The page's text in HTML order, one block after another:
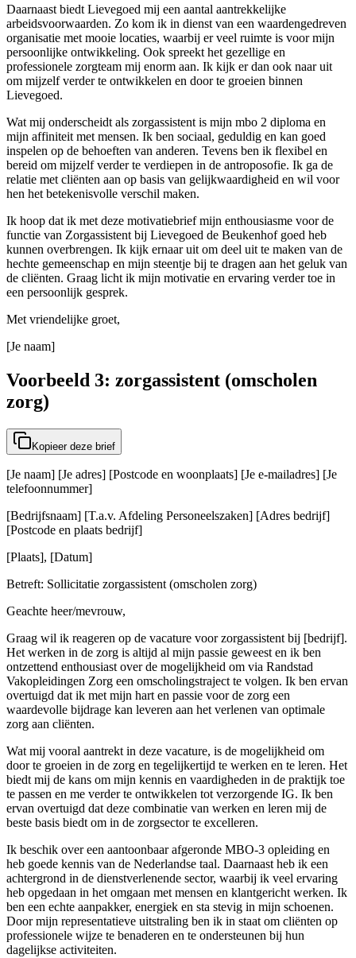
Daarnaast biedt Lievegoed mij een aantal aantrekkelijke
arbeidsvoorwaarden. Zo kom ik in dienst van een waardengedreven
organisatie met mooie locaties, waarbij er veel ruimte is voor mijn
persoonlijke ontwikkeling. Ook spreekt het gezellige en
professionele zorgteam mij enorm aan. Ik kijk er dan ook naar uit
om mijzelf verder te ontwikkelen en door te groeien binnen
Lievegoed.
Wat mij onderscheidt als zorgassistent is mijn mbo 2 diploma en
mijn affiniteit met mensen. Ik ben sociaal, geduldig en kan goed
inspelen op de behoeften van anderen. Tevens ben ik flexibel en
bereid om mijzelf verder te verdiepen in de antroposofie. Ik ga de
relatie met cliënten aan op basis van gelijkwaardigheid en wil voor
hen het betekenisvolle verschil maken.
Ik hoop dat ik met deze motivatiebrief mijn enthousiasme voor de
functie van Zorgassistent bij Lievegoed de Beukenhof goed heb
kunnen overbrengen. Ik kijk ernaar uit om deel uit te maken van de
hechte gemeenschap en mijn steentje bij te dragen aan het geluk van
de cliënten. Graag licht ik mijn motivatie en ervaring verder toe in
een persoonlijk gesprek.
Met vriendelijke groet,
[Je naam]
Voorbeeld 3: zorgassistent (omscholen
zorg)
Kopieer deze brief
[Je naam] [Je adres] [Postcode en woonplaats] [Je e-mailadres] [Je
telefoonnummer]
[Bedrijfsnaam] [T.a.v. Afdeling Personeelszaken] [Adres bedrijf]
[Postcode en plaats bedrijf]
[Plaats], [Datum]
Betreft: Sollicitatie zorgassistent (omscholen zorg)
Geachte heer/mevrouw,
Graag wil ik reageren op de vacature voor zorgassistent bij [bedrijf].
Het werken in de zorg is altijd al mijn passie geweest en ik ben
ontzettend enthousiast over de mogelijkheid om via Randstad
Vakopleidingen Zorg een omscholingstraject te volgen. Ik ben ervan
overtuigd dat ik met mijn hart en passie voor de zorg een
waardevolle bijdrage kan leveren aan het verlenen van optimale
zorg aan cliënten.
Wat mij vooral aantrekt in deze vacature, is de mogelijkheid om
door te groeien in de zorg en tegelijkertijd te werken en te leren. Het
biedt mij de kans om mijn kennis en vaardigheden in de praktijk toe
te passen en me verder te ontwikkelen tot verzorgende IG. Ik ben
ervan overtuigd dat deze combinatie van werken en leren mij de
beste basis biedt om in de zorgsector te excelleren.
Ik beschik over een aantoonbaar afgeronde MBO-3 opleiding en
heb goede kennis van de Nederlandse taal. Daarnaast heb ik een
achtergrond in de dienstverlenende sector, waarbij ik veel ervaring
heb opgedaan in het omgaan met mensen en klantgericht werken. Ik
ben een echte aanpakker, energiek en sta stevig in mijn schoenen.
Door mijn representatieve uitstraling ben ik in staat om cliënten op
professionele wijze te benaderen en te ondersteunen bij hun
dagelijkse activiteiten.